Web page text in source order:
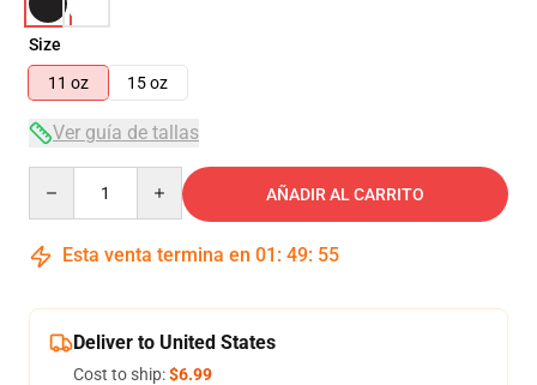
Size
11 oz
15 oz
Ver guía de tallas
AÑADIR AL CARRITO
Esta venta termina en 01 : 49: 54
Deliver to United States
Cost to ship:$6.99